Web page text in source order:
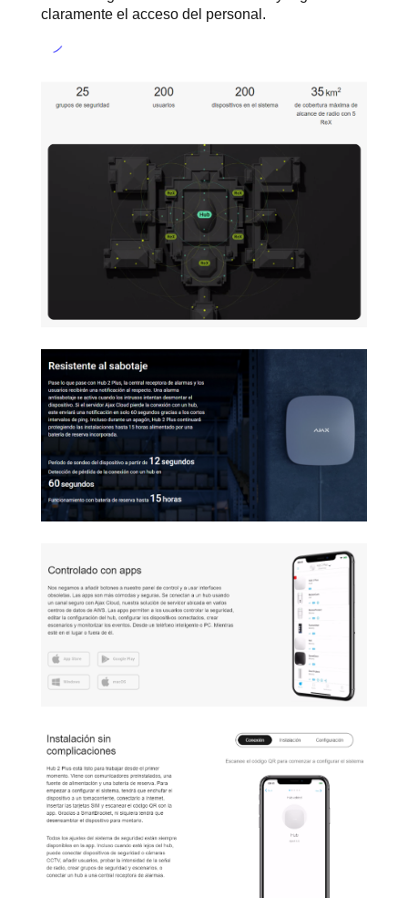
claramente el acceso del personal.